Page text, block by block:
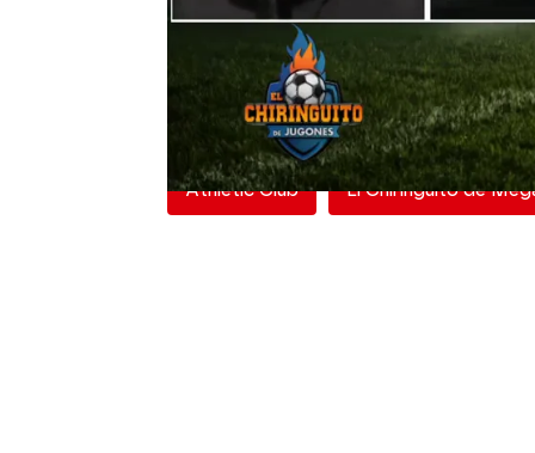
El Athletic ha ganado
nuestro compañero
alrededores del
autobús de la Real
se ha dado cuenta!
Athletic Club El Chiringuito de